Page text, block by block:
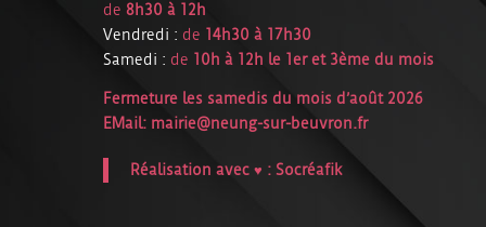
de 8h30 à 12h
Vendredi : de 14h30 à 17h30
Samedi : de 10h à 12h le 1er et 3ème du mois
Fermeture les samedis du mois d’août 2026
EMail: mairie@neung-sur-beuvron.fr
Réalisation avec ♥ : Socréafik